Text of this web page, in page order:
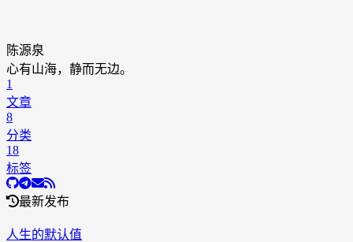
陈源泉
心有山海，静而无边。
1
文章
8
分类
18
标签
最新发布
人生的默认值